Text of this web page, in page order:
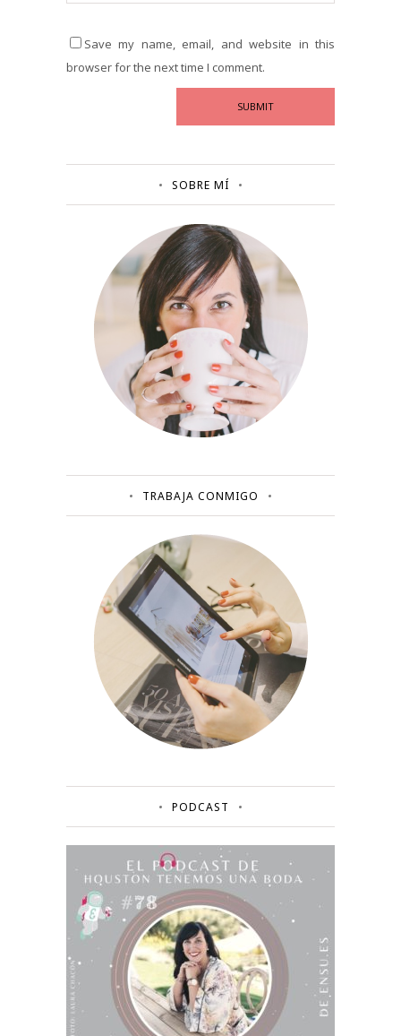
Save my name, email, and website in this
browser for the next time I comment.
SOBRE MÍ
TRABAJA CONMIGO
PODCAST